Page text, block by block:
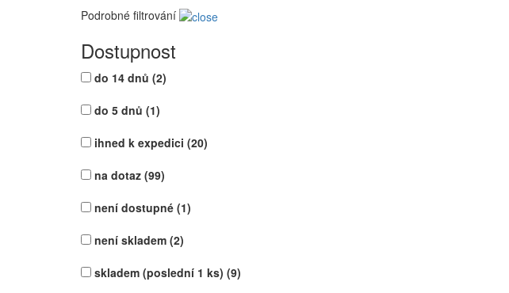
Podrobné filtrování
Dostupnost
do 14 dnů (2)
do 5 dnů (1)
ihned k expedici (20)
na dotaz (99)
není dostupné (1)
není skladem (2)
skladem (poslední 1 ks) (9)